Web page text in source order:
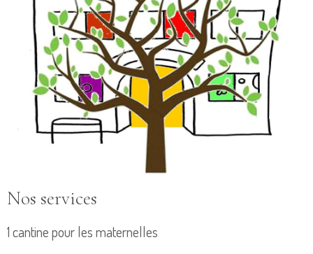
Nos services
1 cantine pour les maternelles